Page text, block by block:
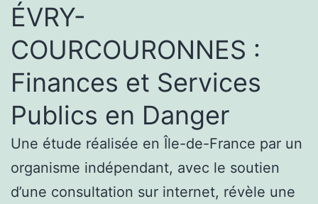
ÉVRY-
COURCOURONNES :
Finances et Services
Publics en Danger
Une étude réalisée en Île-de-France par un
organisme indépendant, avec le soutien
d’une consultation sur internet, révèle une